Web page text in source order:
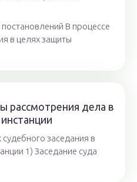
В процессе
в целях защиты
рассмотрения дела в
заседания в
1) Заседание суда